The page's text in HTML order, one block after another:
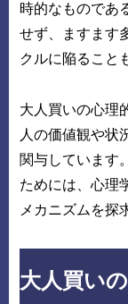
時的なものであ
せず、ますます
クルに陥ること
大人買いの心理
人の価値観や状
関与しています
ためには、心理
メカニズムを探
大人買い